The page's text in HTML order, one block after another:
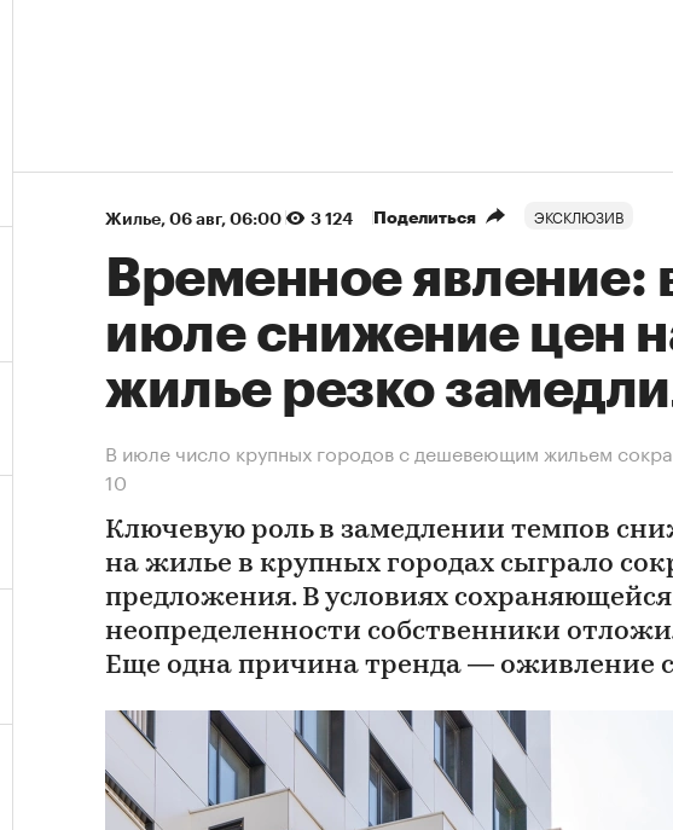
Жилье⁠, 06 авг, 06:00 3 124 Поделиться ЭКСКЛЮЗИВ
Временное явление:
июле снижение цен
жилье резко
В июле число крупных городов с дешевеющим жильем
10
Ключевую роль в замедлении темпов
на жилье в крупных городах сыграло
предложения. В условиях сохраняющейся
неопределенности собственники
Еще одна причина тренда — оживление